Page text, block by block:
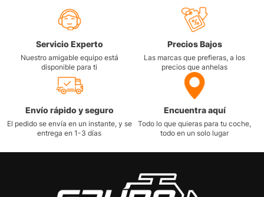
Servicio Experto
Nuestro amigable equipo está
disponible para ti
Precios Bajos
Las marcas que prefieras, a los
precios que anhelas
Envío rápido y seguro
El pedido se envía en un instante, y se
entrega en 1-3 días
Encuentra aquí
Todo lo que quieras para tu coche,
todo en un solo lugar